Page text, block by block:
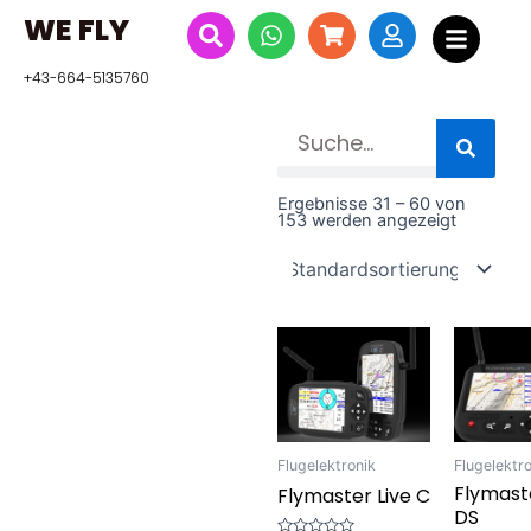
Inhalt
springen
WE FLY
+43-664-5135760
Ergebnisse 31 – 60 von
153 werden angezeigt
Flugelektronik
Flymaster Live C
DS